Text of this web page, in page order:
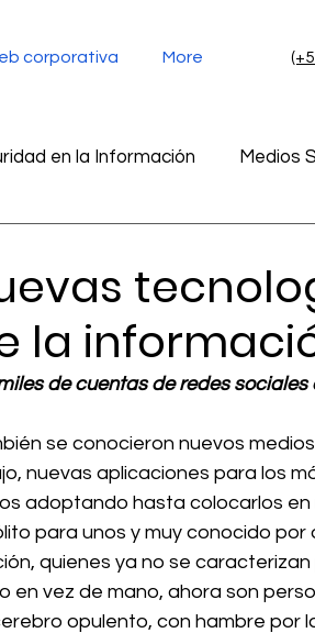
corporativa More
en la Información Medios
redes sociales
Inteligencia Artificial
la
de cuentas de redes sociales
se conocieron nuevos
nuevas aplicaciones para los
adoptando hasta colocarlos
para unos y muy conocido por
quienes ya no se
en vez de mano, ahora son
opulento, con hambre por